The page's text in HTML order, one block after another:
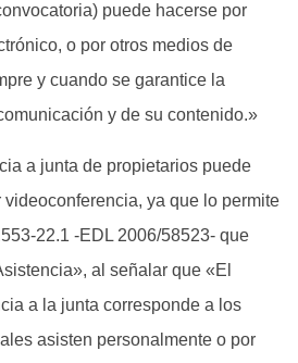
puede hacerse por
o por otros medios de
y cuando se garantice la
y de su contenido.»
a junta de propietarios puede
videoconferencia, ya que lo permite
22.1 -EDL 2006/58523- que
al señalar que «El
a la junta corresponde a los
asisten personalmente o por